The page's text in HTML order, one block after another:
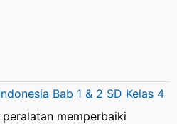
Bab 1 & 2 SD Kelas 4
memperbaiki